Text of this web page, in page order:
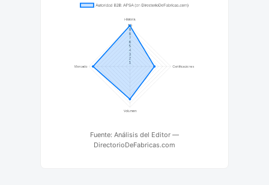
Fuente: Análisis del Editor —
DirectorioDeFabricas.com